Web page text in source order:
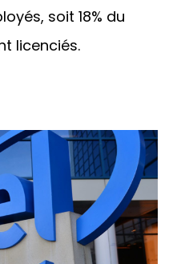
soit 18% du
licenciés.